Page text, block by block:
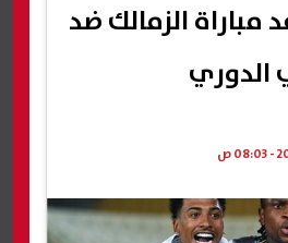
مباراة الزمالك ضد
الدوري